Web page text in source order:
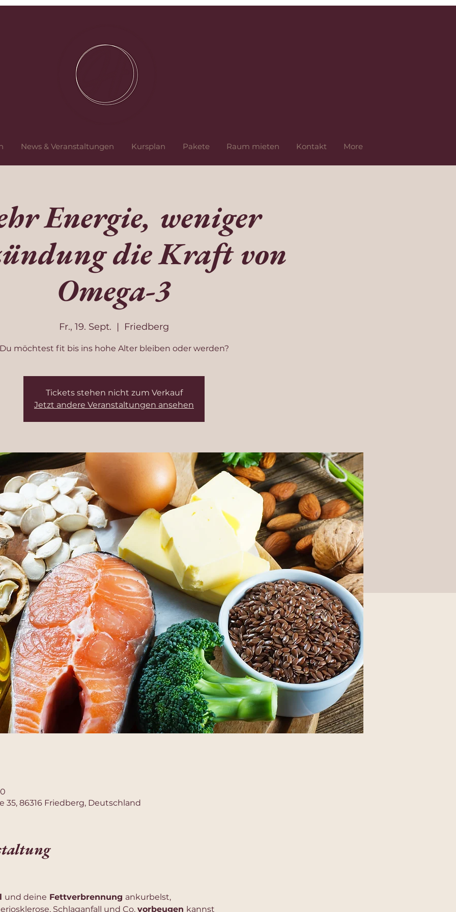
News & Veranstaltungen Kursplan Pakete Raum mieten Kontakt More
Energie, weniger
die Kraft von
Omega-3
Fr., 19. Sept.
  |
Friedberg
möchtest fit bis ins hohe Alter bleiben oder werden?
Tickets stehen nicht zum Verkauf
Jetzt andere Veranstaltungen ansehen
35, 86316 Friedberg, Deutschland
und deine Fettverbrennung ankurbelst,
Schlaganfall und Co. vorbeugen kannst